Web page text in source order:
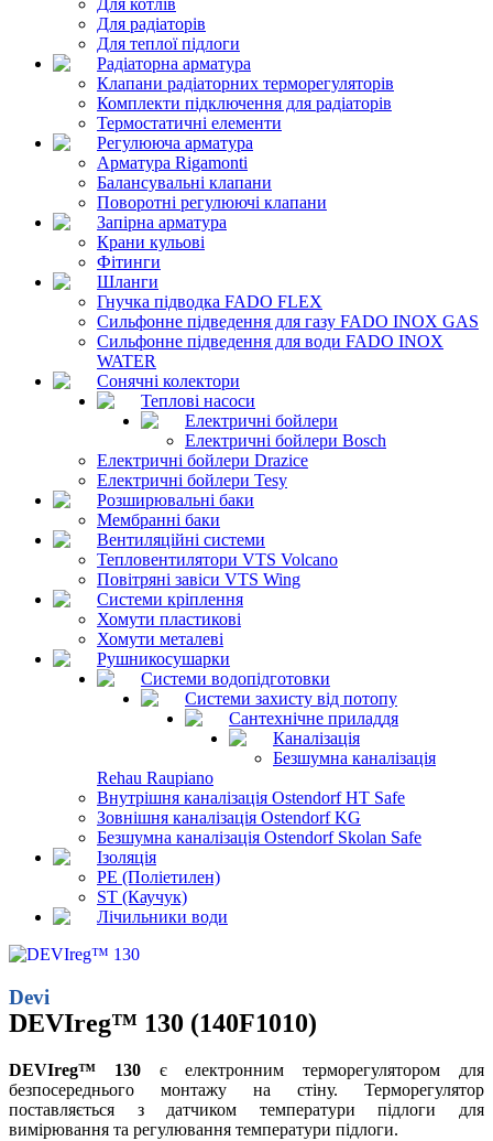
Для радіаторів
Для теплої підлоги
Радіаторна арматура
Клапани радіаторних терморегуляторів
Комплекти підключення для радіаторів
Термостатичні елементи
Регулююча арматура
Арматура Rigamonti
Балансувальні клапани
Поворотні регулюючі клапани
Запірна арматура
Крани кульові
Фітинги
Шланги
Гнучка підводка FADO FLEX
Сильфонне підведення для газу FADO INOX GAS
Сильфонне підведення для води FADO INOX
WATER
Сонячні колектори
Теплові насоси
Електричні бойлери
Електричні бойлери Bosch
Електричні бойлери Drazice
Електричні бойлери Tesy
Розширювальні баки
Мембранні баки
Вентиляційні системи
Тепловентилятори VTS Volcano
Повітряні завіси VTS Wing
Системи кріплення
Хомути пластикові
Хомути металеві
Рушникосушарки
Системи водопідготовки
Системи захисту від потопу
Сантехнічне приладдя
Каналізація
Безшумна каналізація
Rehau Raupiano
Внутрішня каналізація Ostendorf HT Safe
Зовнішня каналізація Ostendorf KG
Безшумна каналізація Ostendorf Skolan Safe
Ізоляція
PE (Поліетилен)
ST (Каучук)
Лічильники води
Devi
DEVIreg™ 130 (140F1010)
DEVIreg™ 130 є електронним терморегулятором для
безпосереднього монтажу на стіну. Терморегулятор
поставляється з датчиком температури підлоги для
вимірювання та регулювання температури підлоги.